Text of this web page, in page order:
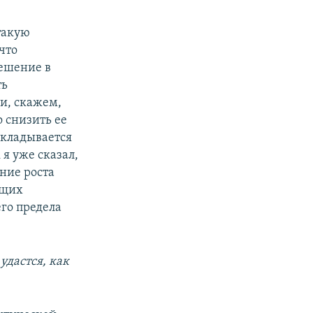
в
скажем,
ее
уже сказал,
роста
предела
как